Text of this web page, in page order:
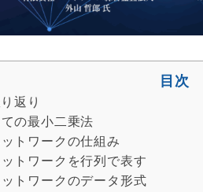
目次
返り
の最小二乗法
トワークの仕組み
トワークを行列で表す
トワークのデータ形式